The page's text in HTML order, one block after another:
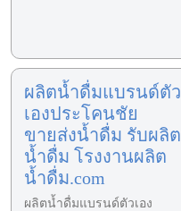
ผลิตน้ำดื่มแบรนด์ตัว
เองประโคนชัย
ขายส่งน้ำดื่ม รับผลิต
น้ำดื่ม โรงงานผลิต
น้ำดื่ม.com
ผลิตน้ำดื่มแบรนด์ตัวเอง